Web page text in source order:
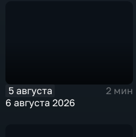
5 августа
2 мин
6 августа 2026